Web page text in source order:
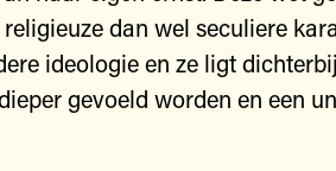
dan wel seculiere
ideologie en ze ligt
gevoeld worden en een